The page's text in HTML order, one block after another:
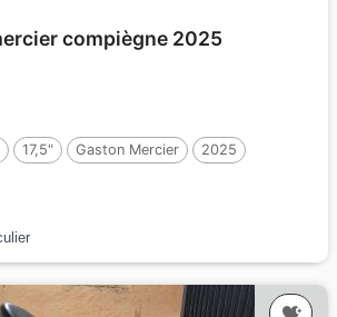
compiègne 2025
17,5" Gaston Mercier
2025